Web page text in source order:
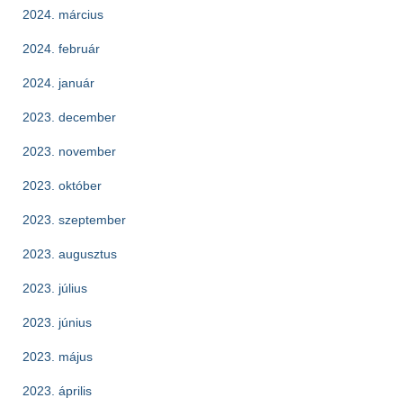
2024. március
2024. február
2024. január
2023. december
2023. november
2023. október
2023. szeptember
2023. augusztus
2023. július
2023. június
2023. május
2023. április